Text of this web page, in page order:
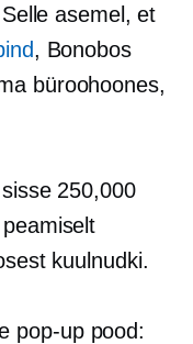
asemel, et
, Bonobos
büroohoones,
250,000
kuulnudki.
pop-uppood: